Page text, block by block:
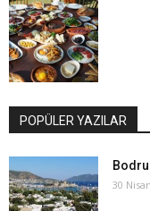
POPÜLER YAZILAR
30